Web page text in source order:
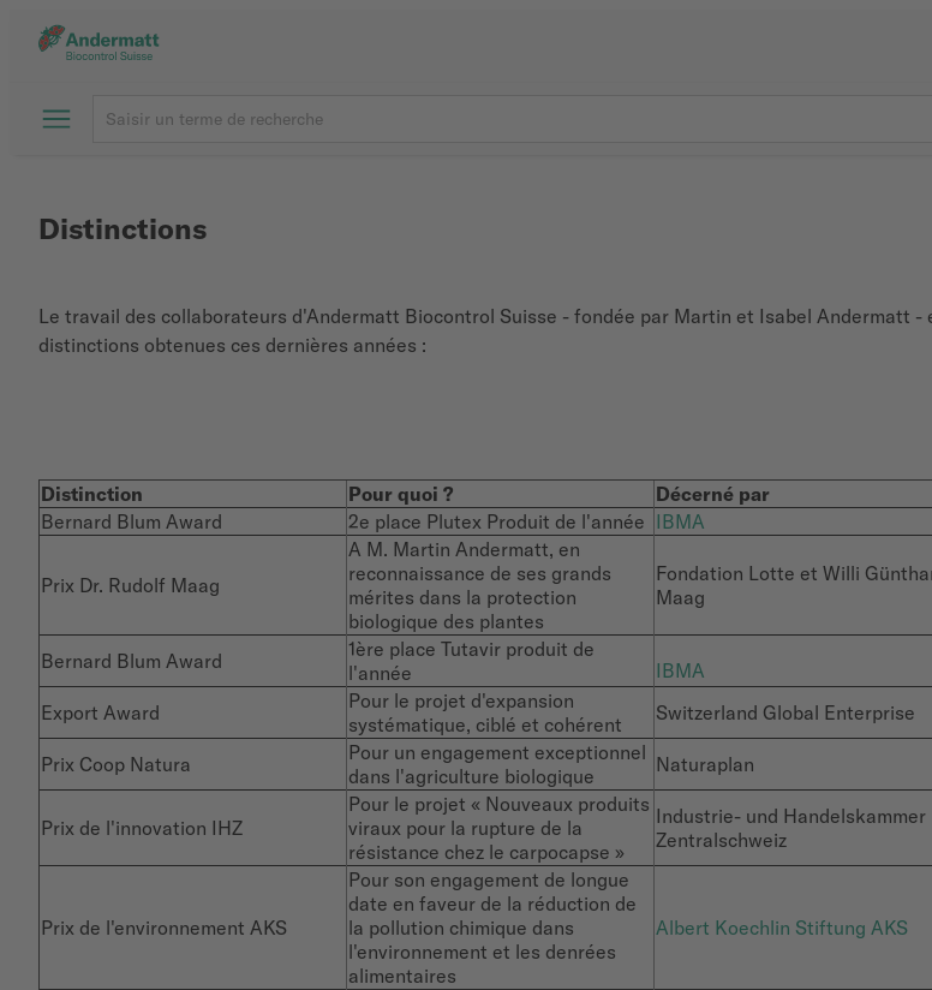
Distinctions
Le travail des collaborateurs d'Andermatt Biocontrol Suisse - fondée par Martin et Isabel Andermatt
distinctions obtenues ces dernières années :
Distinction Pour quoi ? Décerné par
Bernard Blum Award
2e place Plutex Produit de l'année IBMA
Prix Dr. Rudolf Maag
A M. Martin Andermatt, en
reconnaissance de ses grands
mérites dans la protection
biologique des plantes
Fondation Lotte et Willi
Maag
Bernard Blum Award
1ère place Tutavir produit de
l'année
IBMA
Export Award
Pour le projet d'expansion
systématique, ciblé et cohérent
Switzerland Global Enterprise
Prix Coop Natura
Pour un engagement exceptionnel
dans l'agriculture biologique
Naturaplan
Prix de l'innovation IHZ
Pour le projet « Nouveaux produits
viraux pour la rupture de la
résistance chez le carpocapse »
Industrie- und Handelskammer
Zentralschweiz
Prix de l'environnement AKS
Pour son engagement de longue
date en faveur de la réduction de
la pollution chimique dans
l'environnement et les denrées
alimentaires
Albert Koechlin Stiftung AKS